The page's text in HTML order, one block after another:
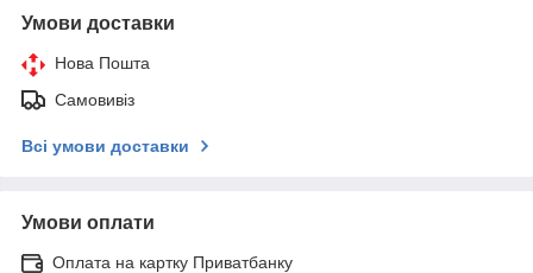
Умови доставки
Нова Пошта
Самовивіз
Всі умови доставки
Умови оплати
Оплата на картку Приватбанку